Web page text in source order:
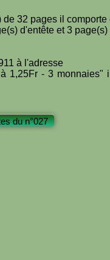
32 pages il
d'entête et 3
à l'adresse
1,25Fr - 3 monnaies"
du n°027